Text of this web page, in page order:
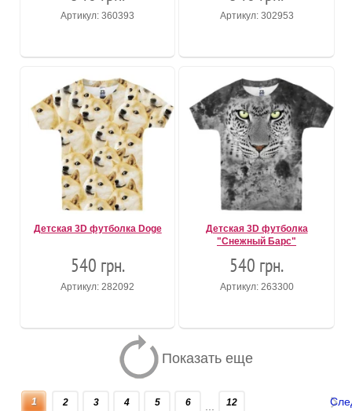
Артикул: 360393 Артикул: 302953
Детская 3D футболка Doge
540 грн.
Артикул: 282092
Детская 3D футболка
"Снежный Барс"
540 грн.
Артикул: 263300
Показать еще
1 2 3 4 5 6 12